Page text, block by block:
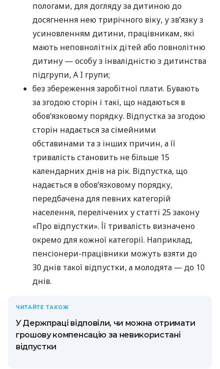
пологами, для догляду за дитиною до
досягнення нею трирічного віку, у зв’язку з
усиновленням дитини, працівникам, які
мають неповнолітніх дітей або повнолітню
дитину — особу з інвалідністю з дитинства
підгрупи, А I групи;
без збереження заробітної плати. Бувають
за згодою сторін і такі, що надаються в
обов’язковому порядку. Відпустка за згодою
сторін надається за сімейними
обставинами та з інших причин, а її
тривалість становить не більше 15
календарних днів на рік. Відпустка, що
надається в обов’язковому порядку,
передбачена для певних категорій
населення, перелічених у статті 25 закону
«Про відпустки». Її тривалість визначено
окремо для кожної категорії. Наприклад,
пенсіонери-працівники можуть взяти до
30 днів такої відпустки, а молодята — до 10
днів.
ЧИТАЙТЕ ТАКОЖ
У Держпраці відповіли, чи можна отримати
грошову компенсацію за невикористані
відпустки